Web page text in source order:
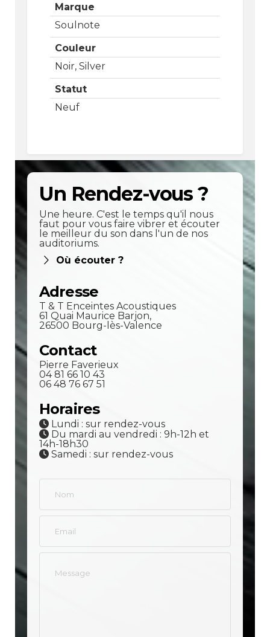
Marque
Soulnote
Couleur
Noir, Silver
Statut
Neuf
Un Rendez-vous ?
Une heure. C'est le temps qu'il nous
faut pour vous faire vibrer et écouter
le meilleur du son dans l'un de nos
auditoriums.
Où écouter ?
Adresse
T & T Enceintes Acoustiques
61 Quai Maurice Barjon,
26500 Bourg-lès-Valence
Contact
Pierre Faverieux
04 81 66 10 43
06 48 76 67 51
Horaires
Lundi : sur rendez-vous
Du mardi au vendredi : 9h-12h et
14h-18h30
Samedi : sur rendez-vous